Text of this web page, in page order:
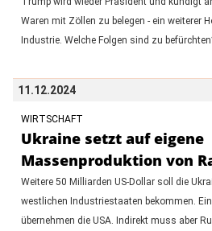
Waren mit Zöllen zu belegen - ein weiterer
Industrie. Welche Folgen sind zu
11.12.2024
WIRTSCHAFT
Ukraine setzt auf eigene
Massenproduktion von
Weitere 50 Milliarden US-Dollar soll die
westlichen Industriestaaten bekommen.
übernehmen die USA. Indirekt muss aber